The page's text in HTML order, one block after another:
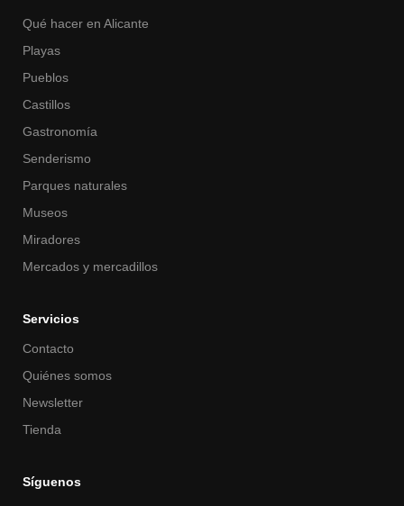
Qué hacer en Alicante
Playas
Pueblos
Castillos
Gastronomía
Senderismo
Parques naturales
Museos
Miradores
Mercados y mercadillos
Servicios
Contacto
Quiénes somos
Newsletter
Tienda
Síguenos